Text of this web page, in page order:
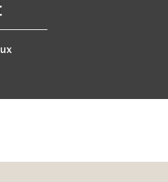
cookies